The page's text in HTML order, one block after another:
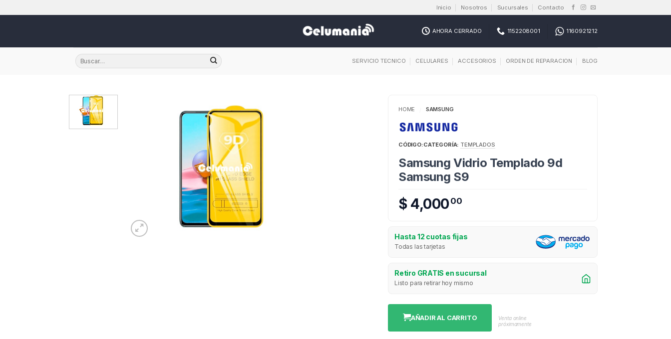
Inicio Nosotros Sucursales Contacto
AHORA CERRADO 1152208001 1160921212
SERVICIO TECNICO CELULARES ACCESORIOS ORDEN DE REPARACION BLOG
HOME SAMSUNG
CÓDIGO:CATEGORÍA: TEMPLADOS
Samsung Vidrio Templado 9d
Samsung S9
$ 4,00000
Hasta 12 cuotas fijas
Todas las tarjetas
Retiro GRATIS en sucursal
Listo para retirar hoy mismo
AÑADIR AL CARRITO
Venta online
próximamente